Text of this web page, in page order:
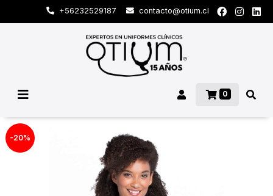
+56232529187 contacto@otium.cl
0
-20%